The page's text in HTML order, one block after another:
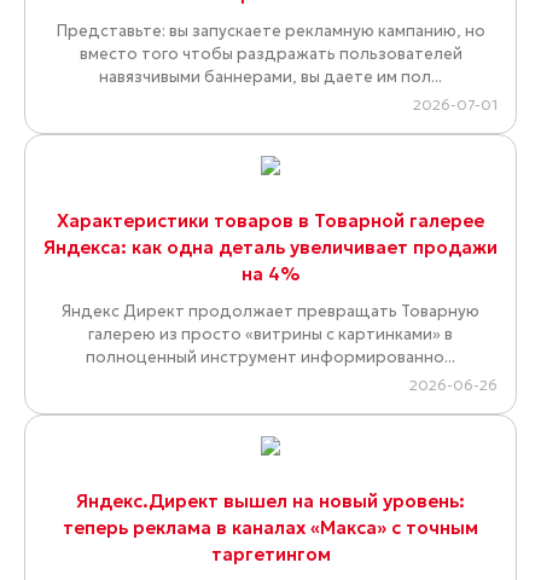
Представьте: вы запускаете рекламную кампанию, но
вместо того чтобы раздражать пользователей
навязчивыми баннерами, вы даете им пол...
2026-07-01
Характеристики товаров в Товарной галерее
Яндекса: как одна деталь увеличивает продажи
на 4%
Яндекс Директ продолжает превращать Товарную
галерею из просто «витрины с картинками» в
полноценный инструмент информированно...
2026-06-26
Яндекс.Директ вышел на новый уровень:
теперь реклама в каналах «Макса» с точным
таргетингом